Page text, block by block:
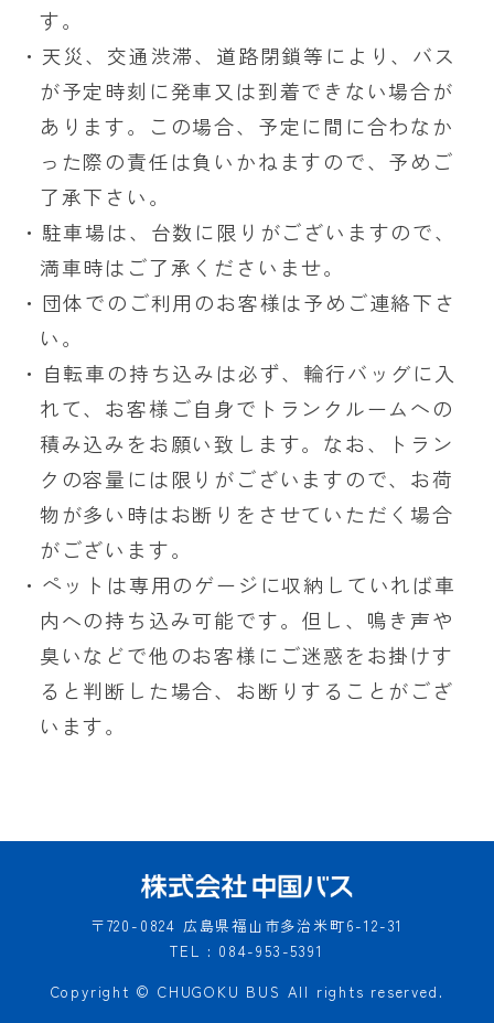
す。
・天災、交通渋滞、道路閉鎖等により、バス
が予定時刻に発車又は到着できない場合が
あります。この場合、予定に間に合わなか
った際の責任は負いかねますので、予めご
了承下さい。
・駐車場は、台数に限りがございますので、
満車時はご了承くださいませ。
・団体でのご利用のお客様は予めご連絡下さ
い。
・自転車の持ち込みは必ず、輪行バッグに入
れて、お客様ご自身でトランクルームヘの
積み込みをお願い致します。なお、トラン
クの容量には限りがございますので、お荷
物が多い時はお断りをさせていただく場合
がございます。
・ペットは専用のゲージに収納していれば車
内への持ち込み可能です。但し、鳴き声や
臭いなどで他のお客様にご迷惑をお掛けす
ると判断した場合、お断りすることがござ
います。
〒720-0824 広島県福山市多治米町6-12-31
TEL : 084-953-5391
Copyright © CHUGOKU BUS All rights reserved.